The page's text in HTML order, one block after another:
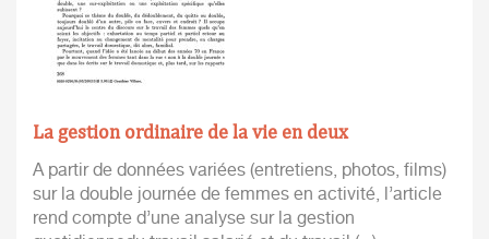
La gestion ordinaire de la vie en deux
A partir de données variées (entretiens, photos, films)
sur la double journée de femmes en activité, l’article
rend compte d’une analyse sur la gestion